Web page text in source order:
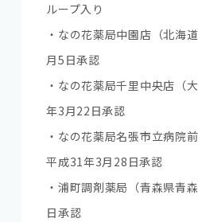
ループ入り
・なの花薬局中園店（北海
月5日承認
・なの花薬局千里中央店（
年3月22日承認
・なの花薬局名張市立病院
平成31年3月28日承認
・浦町調剤薬局（青森県青
日承認